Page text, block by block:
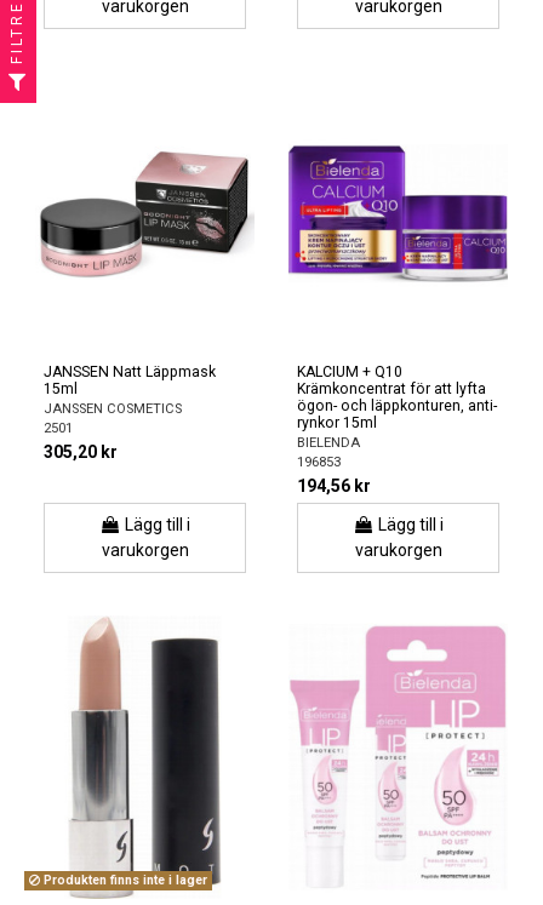
varukorgen varukorgen
JANSSEN Natt Läppmask
15ml
JANSSEN COSMETICS
2501
305,20 kr
Lägg till i
varukorgen
KALCIUM + Q10
Krämkoncentrat för att lyfta
ögon- och läppkonturen, anti-
rynkor 15ml
BIELENDA
196853
194,56 kr
Lägg till i
varukorgen
Produkten finns inte i lager
FILTRERA